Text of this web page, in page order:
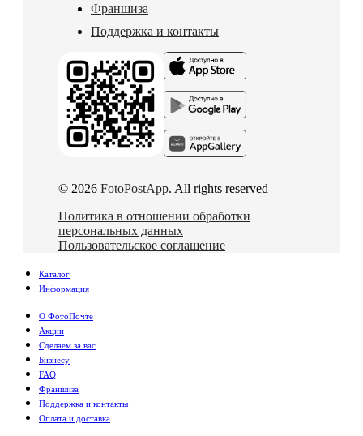
Франшиза
Поддержка и контакты
© 2026 FotoPostApp. All rights reserved
Политика в отношении обработки
персональных данных
Пользовательское соглашение
Каталог
Информация
О ФотоПочте
Акции
Сделаем за вас
Бизнесу
FAQ
Франшиза
Поддержка и контакты
Оплата и доставка